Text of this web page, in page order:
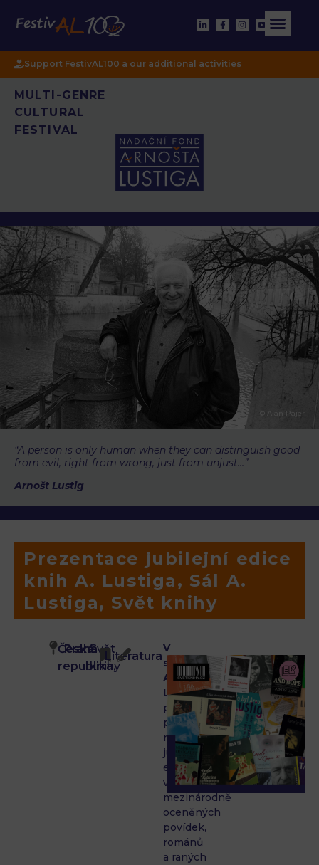
Support FestivAL100 a our additional activities
MULTI-GENRE
CULTURAL
FESTIVAL
© Alan Pajer
“A person is only human when they can distinguish good
from evil, right from wrong, just from unjust…”
Arnošt Lustig
Prezentace jubilejní edice
knih A. Lustiga, Sál A.
Lustiga, Svět knihy
Česká
republika,
PrahaSvět
knihy
Literatura
V
sále
Arnošta
Lustiga
proběhne
prezentace
nové
jubilejní
edice
vybraných
mezinárodně
oceněných
povídek,
románů
a raných